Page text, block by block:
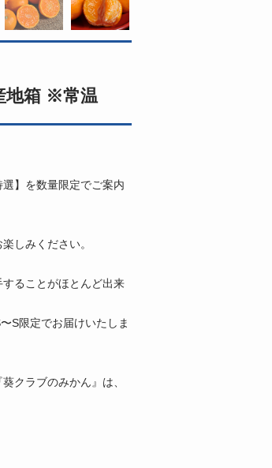
地箱 ※常温
】を数量限定でご案内
しみください。
ることがほとんど出来
S限定でお届けいたしま
クラブのみかん』は、